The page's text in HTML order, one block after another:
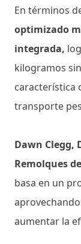
En términos
optimizado
integrada,
kilogramos
característica
transporte
Dawn Clegg,
Remolques de
basa en un
aumentar la